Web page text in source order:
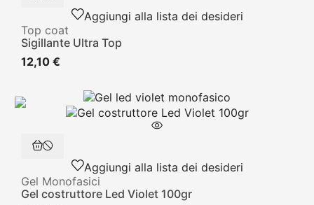
Aggiungi alla lista dei desideri
Top coat
Sigillante Ultra Top
12,10 €
Aggiungi alla lista dei desideri
Gel Monofasici
Gel costruttore Led Violet 100gr